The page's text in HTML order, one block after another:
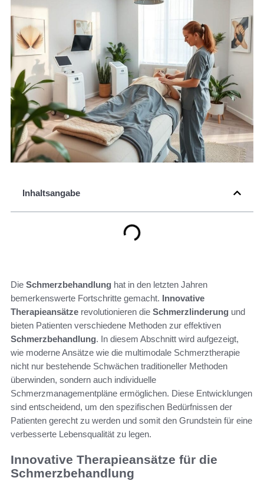
Inhaltsangabe
Die Schmerzbehandlung hat in den letzten Jahren
bemerkenswerte Fortschritte gemacht. Innovative
Therapieansätze revolutionieren die Schmerzlinderung und
bieten Patienten verschiedene Methoden zur effektiven
Schmerzbehandlung. In diesem Abschnitt wird aufgezeigt,
wie moderne Ansätze wie die multimodale Schmerztherapie
nicht nur bestehende Schwächen traditioneller Methoden
überwinden, sondern auch individuelle
Schmerzmanagementpläne ermöglichen. Diese Entwicklungen
sind entscheidend, um den spezifischen Bedürfnissen der
Patienten gerecht zu werden und somit den Grundstein für eine
verbesserte Lebensqualität zu legen.
Innovative Therapieansätze für die
Schmerzbehandlung